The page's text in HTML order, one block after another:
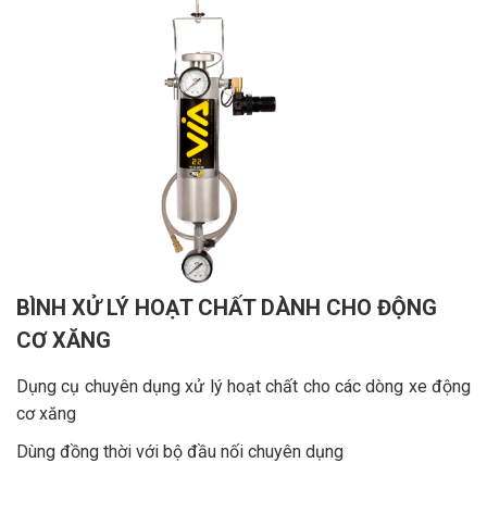
BÌNH XỬ LÝ HOẠT CHẤT DÀNH CHO ĐỘNG
CƠ XĂNG
Dụng cụ chuyên dụng xử lý hoạt chất cho các dòng xe động
cơ xăng
Dùng đồng thời với bộ đầu nối chuyên dụng